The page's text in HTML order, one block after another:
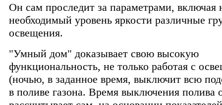
Он сам проследит за параметрами, включая
необходимый уровень яркости различные
освещения.
"Умный дом" доказывает свою высокую
функциональность, не только работая с
(ночью, в заданное время, выключит всю
в поливе газона. Время выключения полива